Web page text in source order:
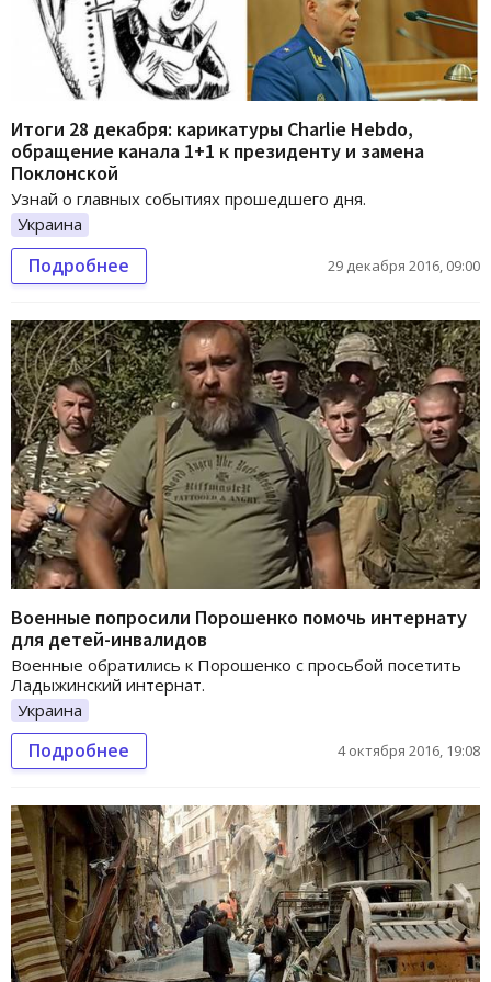
Итоги 28 декабря: карикатуры Charlie Hebdo,
обращение канала 1+1 к президенту и замена
Поклонской
Узнай о главных событиях прошедшего дня.
Украина
Подробнее 29 декабря 2016, 09:00
Военные попросили Порошенко помочь интернату
для детей-инвалидов
Военные обратились к Порошенко с просьбой посетить
Ладыжинский интернат.
Украина
Подробнее 4 октября 2016, 19:08